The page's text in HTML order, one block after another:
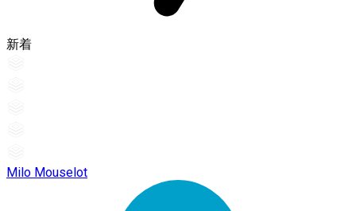
新着
Milo Mouselot